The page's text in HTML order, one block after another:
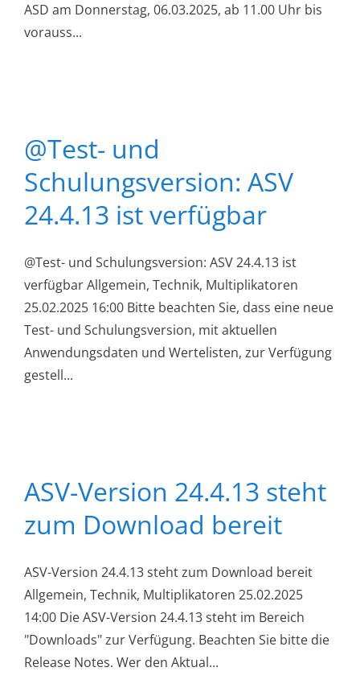
ASD am Donnerstag, 06.03.2025, ab 11.00 Uhr bis
vorauss...
@Test- und
Schulungsversion: ASV
24.4.13 ist verfügbar
@Test- und Schulungsversion: ASV 24.4.13 ist
verfügbar Allgemein, Technik, Multiplikatoren
25.02.2025 16:00 Bitte beachten Sie, dass eine neue
Test- und Schulungsversion, mit aktuellen
Anwendungsdaten und Wertelisten, zur Verfügung
gestell...
ASV-Version 24.4.13 steht
zum Download bereit
ASV-Version 24.4.13 steht zum Download bereit
Allgemein, Technik, Multiplikatoren 25.02.2025
14:00 Die ASV-Version 24.4.13 steht im Bereich
"Downloads" zur Verfügung. Beachten Sie bitte die
Release Notes. Wer den Aktual...